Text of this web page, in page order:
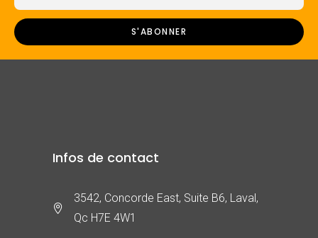
Infos de contact
3542, Concorde East, Suite B6, Laval,
Qc H7E 4W1